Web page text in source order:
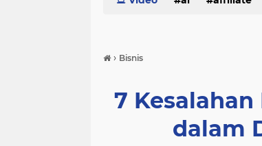
› Bisnis
7
dalam